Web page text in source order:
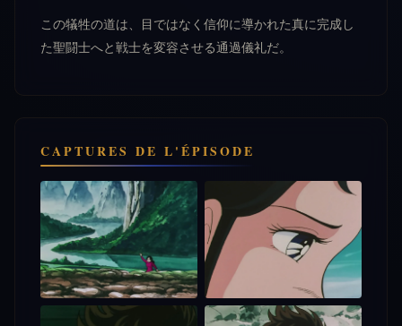
この犠牲の道は、目ではなく信仰に導かれた真に完成し
た聖闘士へと戦士を変容させる通過儀礼だ。
CAPTURES DE L'ÉPISODE